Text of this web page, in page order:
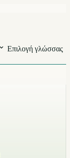
Επιλογή γλώσσας